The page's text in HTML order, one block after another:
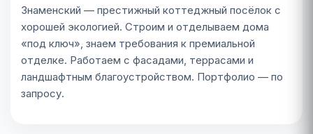
Знаменский — престижный коттеджный посёлок с
хорошей экологией. Строим и отделываем дома
«под ключ», знаем требования к премиальной
отделке. Работаем с фасадами, террасами и
ландшафтным благоустройством. Портфолио — по
запросу.